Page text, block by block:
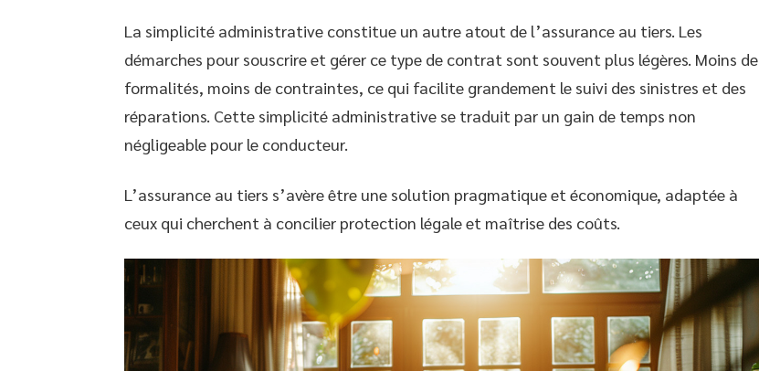
La simplicité administrative constitue un autre atout de l’assurance au tiers. Les
démarches pour souscrire et gérer ce type de contrat sont souvent plus légères. Moins de
formalités, moins de contraintes, ce qui facilite grandement le suivi des sinistres et des
réparations. Cette simplicité administrative se traduit par un gain de temps non
négligeable pour le conducteur.
L’assurance au tiers s’avère être une solution pragmatique et économique, adaptée à
ceux qui cherchent à concilier protection légale et maîtrise des coûts.